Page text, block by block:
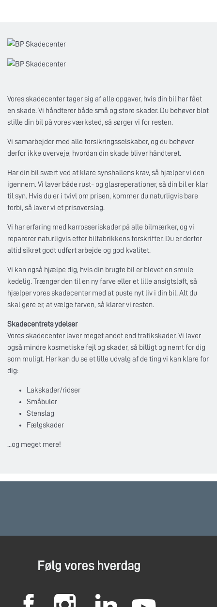
Vores skadecenter tager sig af alle opgaver, hvis din bil har fået
en skade. Vi håndterer både små og store skader. Du behøver blot
stille din bil på vores værksted, så sørger vi for resten.
Vi samarbejder med alle forsikringsselskaber, og du behøver
derfor ikke overveje, hvordan din skade bliver håndteret.
Har din bil svært ved at klare synshallens krav, så hjælper vi den
igennem. Vi laver både rust- og glasreperationer, så din bil er klar
til syn. Hvis du er i tvivl om prisen, kommer du naturligvis bare
forbi, så laver vi et prisoverslag.
Vi har erfaring med karrosseriskader på alle bilmærker, og vi
reparerer naturligvis efter bilfabrikkens forskrifter. Du er derfor
altid sikret godt udført arbejde og god kvalitet.
Vi kan også hjælpe dig, hvis din brugte bil er blevet en smule
kedelig. Trænger den til en ny farve eller et lille ansigtsløft, så
hjælper vores skadecenter med at puste nyt liv i din bil. Alt du
skal gøre er, at vælge farven, så klarer vi resten.
Skadecentrets ydelser
Vores skadecenter laver meget andet end trafikskader. Vi laver
også mindre kosmetiske fejl og skader, så billigt og nemt for dig
som muligt. Her kan du se et lille udvalg af de ting vi kan klare for
dig:
Lakskader/ridser
Småbuler
Stenslag
Fælgskader
...og meget mere!
Følg vores hverdag